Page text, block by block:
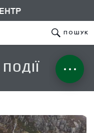
ПОШУК